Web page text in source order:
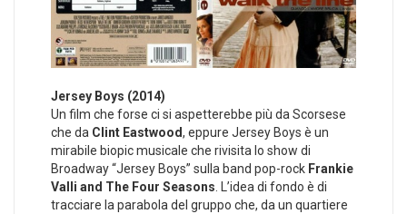
Jersey Boys (2014)
Un film che forse ci si aspetterebbe più da Scorsese
che da Clint Eastwood, eppure Jersey Boys è un
mirabile biopic musicale che rivisita lo show di
Broadway “Jersey Boys” sulla band pop-rock Frankie
Valli and The Four Seasons . L’idea di fondo è di
tracciare la parabola del gruppo che, da un quartiere